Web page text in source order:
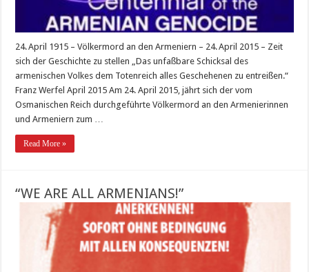
24. April 1915 – Völkermord an den Armeniern – 24. April 2015 – Zeit
sich der Geschichte zu stellen „Das unfaßbare Schicksal des
armenischen Volkes dem Totenreich alles Geschehenen zu entreißen.“
Franz Werfel April 2015 Am 24. April 2015, jährt sich der vom
Osmanischen Reich durchgeführte Völkermord an den Armenier­innen
und Armeniern zum …
Read More »
“WE ARE ALL ARMENIANS!”